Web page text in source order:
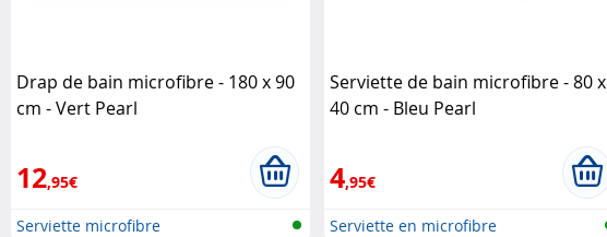
Drap de bain microfibre - 180 x 90
cm - Vert Pearl
12,95€
Serviette microfibre
Serviette de bain microfibre - 80 x
40 cm - Bleu Pearl
4,95€
Serviette en microfibre